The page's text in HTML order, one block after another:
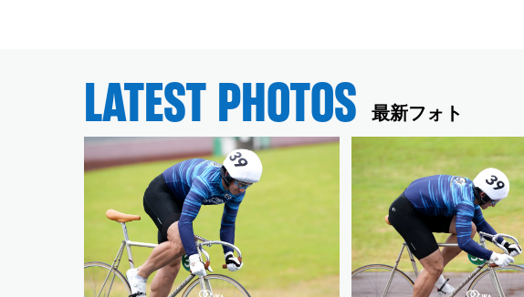
LATEST PHOTOS 最新フォト